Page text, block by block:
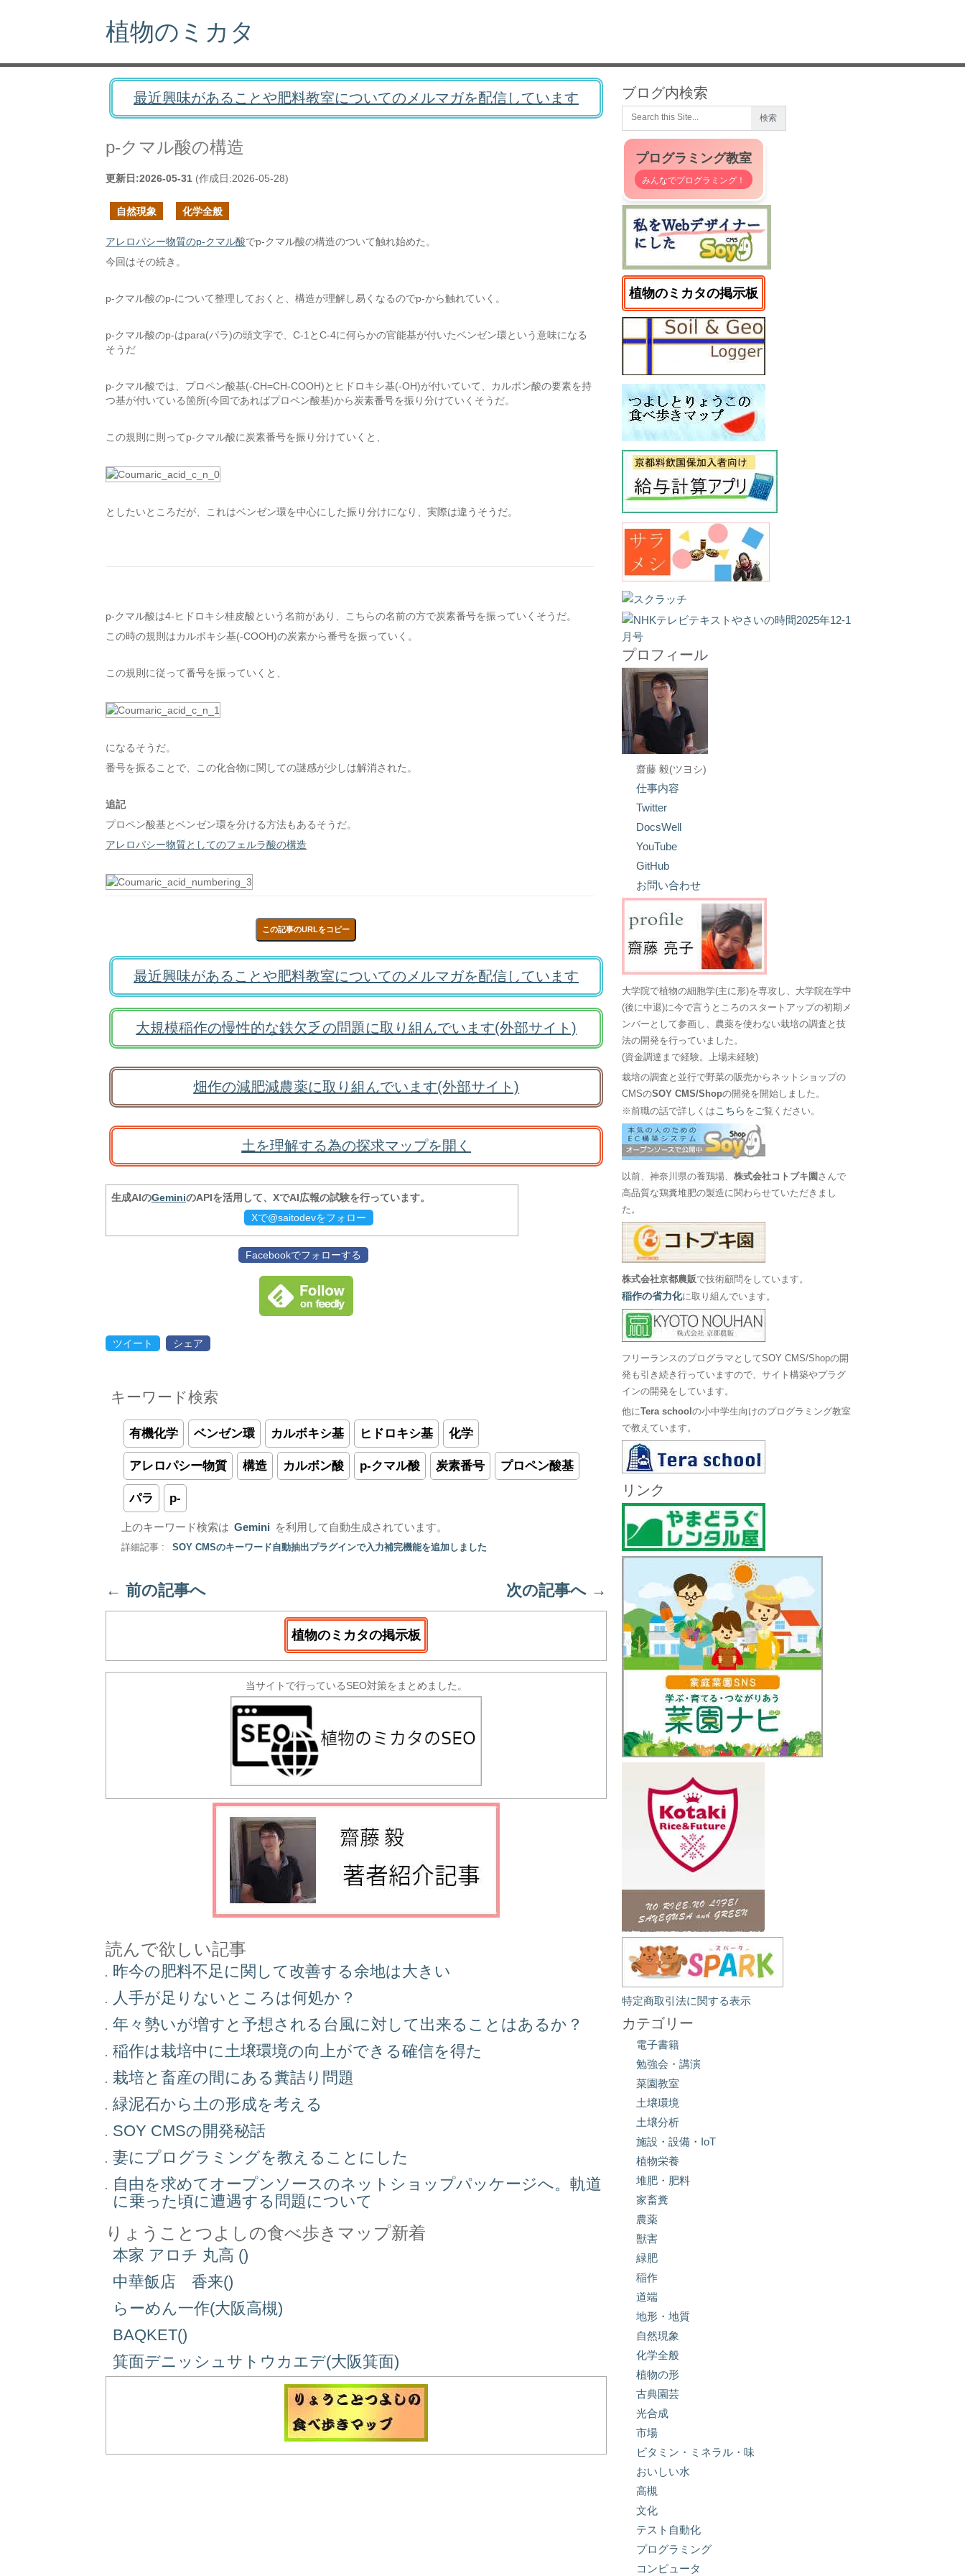
植物のミカタ
最近興味があることや肥料教室についてのメルマガを配信しています
p-クマル酸の構造
更新日:2026-05-31 (作成日:2026-05-28)
自然現象 化学全般
アレロパシー物質のp-クマル酸でp-クマル酸の構造のついて触れ始めた。
今回はその続き。
p-クマル酸のp-について整理しておくと、構造が理解し易くなるのでp-から触れていく。
p-クマル酸のp-はpara(パラ)の頭文字で、C-1とC-4に何らかの官能基が付いたベンゼン環という意味になる
そうだ
p-クマル酸では、プロペン酸基(-CH=CH-COOH)とヒドロキシ基(-OH)が付いていて、カルボン酸の要素を持
つ基が付いている箇所(今回であればプロペン酸基)から炭素番号を振り分けていくそうだ。
この規則に則ってp-クマル酸に炭素番号を振り分けていくと、
としたいところだが、これはベンゼン環を中心にした振り分けになり、実際は違うそうだ。
p-クマル酸は4-ヒドロキシ桂皮酸という名前があり、こちらの名前の方で炭素番号を振っていくそうだ。
この時の規則はカルボキシ基(-COOH)の炭素から番号を振っていく。
この規則に従って番号を振っていくと、
になるそうだ。
番号を振ることで、この化合物に関しての謎感が少しは解消された。
追記
プロペン酸基とベンゼン環を分ける方法もあるそうだ。
アレロパシー物質としてのフェルラ酸の構造
この記事のURLをコピー
最近興味があることや肥料教室についてのメルマガを配信しています
大規模稲作の慢性的な鉄欠乏の問題に取り組んでいます(外部サイト)
畑作の減肥減農薬に取り組んでいます(外部サイト)
土を理解する為の探求マップを開く
生成AIのGeminiのAPIを活用して、XでAI広報の試験を行っています。
Xで@saitodevをフォロー
Facebookでフォローする
ツイート シェア
キーワード検索
有機化学 ベンゼン環 カルボキシ基 ヒドロキシ基 化学
アレロパシー物質 構造 カルボン酸 p-クマル酸 炭素番号 プロペン酸基
パラ p-
上のキーワード検索は Gemini を利用して自動生成されています。
詳細記事 : SOY CMSのキーワード自動抽出プラグインで入力補完機能を追加しました
← 前の記事へ 次の記事へ →
植物のミカタの掲示板
当サイトで行っているSEO対策をまとめました。
読んで欲しい記事
昨今の肥料不足に関して改善する余地は大きい
人手が足りないところは何処か？
年々勢いが増すと予想される台風に対して出来ることはあるか？
稲作は栽培中に土壌環境の向上ができる確信を得た
栽培と畜産の間にある糞詰り問題
緑泥石から土の形成を考える
SOY CMSの開発秘話
妻にプログラミングを教えることにした
自由を求めてオープンソースのネットショップパッケージへ。軌道
に乗った頃に遭遇する問題について
りょうことつよしの食べ歩きマップ新着
本家 アロチ 丸高 ()
中華飯店 香来()
らーめん一作(大阪高槻)
BAQKET()
箕面デニッシュサトウカエデ(大阪箕面)
ブログ内検索
プログラミング教室
みんなでプログラミング！
植物のミカタの掲示板
プロフィール
齋藤 毅(ツヨシ)
仕事内容
Twitter
DocsWell
YouTube
GitHub
お問い合わせ
大学院で植物の細胞学(主に形)を専攻し、大学院在学中
(後に中退)に今で言うところのスタートアップの初期メ
ンバーとして参画し、農薬を使わない栽培の調査と技
法の開発を行っていました。
(資金調達まで経験。上場未経験)
栽培の調査と並行で野菜の販売からネットショップの
CMSのSOY CMS/Shopの開発を開始しました。
※前職の話で詳しくは こちら をご覧ください。
以前、神奈川県の養鶏場、株式会社コトブキ園 さんで
高品質な鶏糞堆肥の製造に関わらせていただきまし
た。
株式会社京都農販で技術顧問をしています。
稲作の省力化に取り組んでいます。
フリーランスのプログラマとしてSOY CMS/Shopの開
発も引き続き行っていますので、サイト構築やプラグ
インの開発をしています。
他にTera schoolの小中学生向けのプログラミング教室
で教えています。
リンク
特定商取引法に関する表示
カテゴリー
電子書籍
勉強会・講演
菜園教室
土壌環境
土壌分析
施設・設備・IoT
植物栄養
堆肥・肥料
家畜糞
農薬
獣害
緑肥
稲作
道端
地形・地質
自然現象
化学全般
植物の形
古典園芸
光合成
市場
ビタミン・ミネラル・味
おいしい水
高槻
文化
テスト自動化
プログラミング
コンピュータ